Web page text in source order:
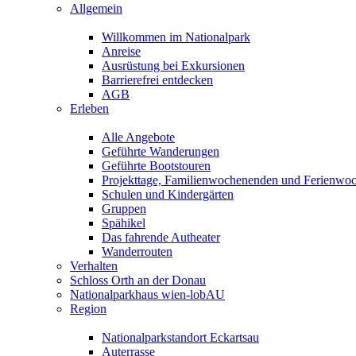
Allgemein
Willkommen im Nationalpark
Anreise
Ausrüstung bei Exkursionen
Barrierefrei entdecken
AGB
Erleben
Alle Angebote
Geführte Wanderungen
Geführte Bootstouren
Projekttage, Familienwochenenden und
Schulen und Kindergärten
Gruppen
Spähikel
Das fahrende Autheater
Wanderrouten
Verhalten
Schloss Orth an der Donau
Nationalparkhaus wien-lobAU
Region
Nationalparkstandort Eckartsau
Auterrasse